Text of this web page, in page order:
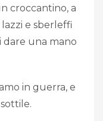
croccantino, a
e sberleffi
dare una mano
in guerra, e